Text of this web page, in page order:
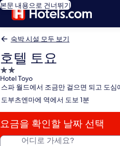
본문 내용으로 건너뛰기
숙박 시설 모두 보기
호텔 토요
2.0
성
급
숙
박
시
설
Hotel Toyo
스파 월드에서 조금만 걸으면 되고 도심
도부츠엔마에 역에서 도보 1분
요금을 확인할 날짜 선택
어디로 가세요?